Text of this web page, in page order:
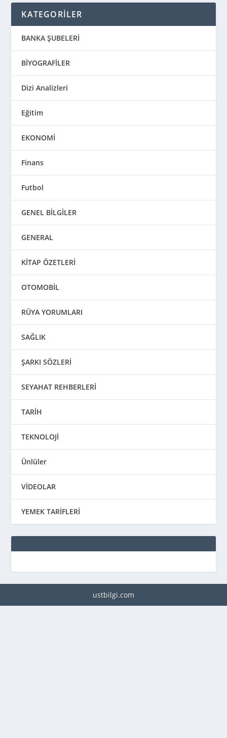
KATEGORİLER
BANKA ŞUBELERİ
BİYOGRAFİLER
Dizi Analizleri
Eğitim
EKONOMİ
Finans
Futbol
GENEL BİLGİLER
GENERAL
KİTAP ÖZETLERİ
OTOMOBİL
RÜYA YORUMLARI
SAĞLIK
ŞARKI SÖZLERİ
SEYAHAT REHBERLERİ
TARİH
TEKNOLOJİ
Ünlüler
VİDEOLAR
YEMEK TARİFLERİ
ustbilgi.com